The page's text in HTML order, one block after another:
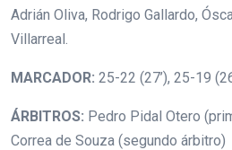
Adrián Oliva, Rodrigo Gallardo,
Villarreal.
MARCADOR: 25-22 (27’), 25-19
ÁRBITROS: Pedro Pidal Otero
Correa de Souza (segundo árbitro)